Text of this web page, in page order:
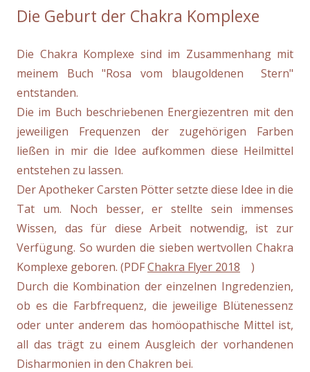
Die Geburt der Chakra Komplexe
Die Chakra Komplexe sind im Zusammenhang mit
meinem Buch "Rosa vom blaugoldenen Stern"
entstanden.
Die im Buch beschriebenen Energiezentren mit den
jeweiligen Frequenzen der zugehörigen Farben
ließen in mir die Idee aufkommen diese Heilmittel
entstehen zu lassen.
Der Apotheker Carsten Pötter setzte diese Idee in die
Tat um. Noch besser, er stellte sein immenses
Wissen, das für diese Arbeit notwendig, ist zur
Verfügung. So wurden die sieben wertvollen Chakra
Komplexe geboren. (PDFChakra Flyer 2018
)
Durch die Kombination der einzelnen Ingredenzien,
ob es die Farbfrequenz, die jeweilige Blütenessenz
oder unter anderem das homöopathische Mittel ist,
all das trägt zu einem Ausgleich der vorhandenen
Disharmonien in den Chakren bei.